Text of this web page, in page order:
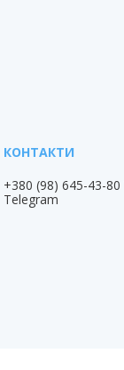
+380 (98) 645-43-80
Telegram